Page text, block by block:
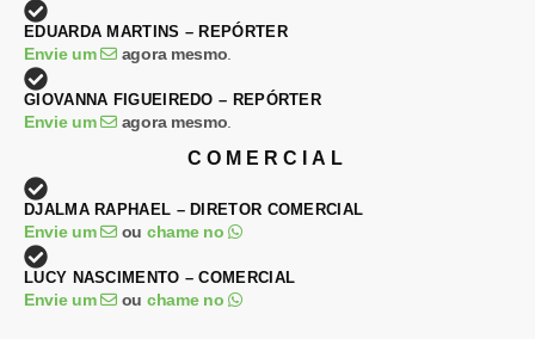
EDUARDA MARTINS – REPÓRTER
Envie um agora mesmo
GIOVANNA FIGUEIREDO – REPÓRTER
Envie um agora mesmo
COMERCIAL
DJALMA RAPHAEL – DIRETOR COMERCIAL
Envie um ou chame no
LUCY NASCIMENTO – COMERCIAL
Envie um ou chame no